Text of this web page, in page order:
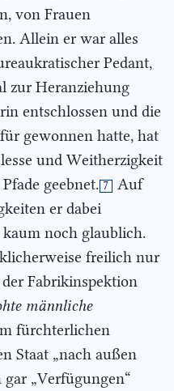
von Frauen
Allein er war alles
Pedant,
zur Heranziehung
entschlossen und die
gewonnen hatte, hat
und Weitherzigkeit
geebnet. 7
Auf
er dabei
noch glaublich.
freilich nur
Fabrikinspektion
männliche
fürchterlichen
Staat „nach außen
„Verfügungen“